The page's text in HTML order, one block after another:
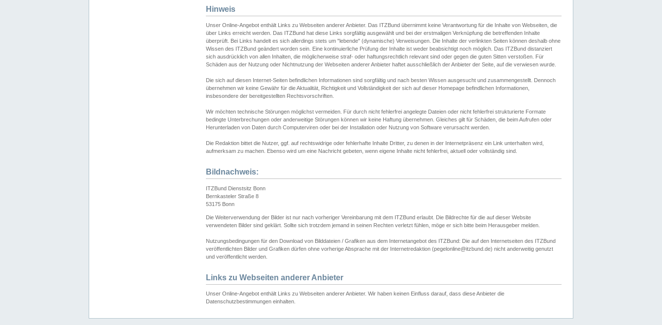
Hinweis
Unser Online-Angebot enthält Links zu Webseiten anderer Anbieter. Das ITZBund übernimmt keine Verantwortung für die Inhalte von Webseiten, die
über Links erreicht werden. Das ITZBund hat diese Links sorgfältig ausgewählt und bei der erstmaligen Verknüpfung die betreffenden Inhalte
überprüft. Bei Links handelt es sich allerdings stets um "lebende" (dynamische) Verweisungen. Die Inhalte der verlinkten Seiten können deshalb ohne
Wissen des ITZBund geändert worden sein. Eine kontinuierliche Prüfung der Inhalte ist weder beabsichtigt noch möglich. Das ITZBund distanziert
sich ausdrücklich von allen Inhalten, die möglicherweise straf- oder haftungsrechtlich relevant sind oder gegen die guten Sitten verstoßen. Für
Schäden aus der Nutzung oder Nichtnutzung der Webseiten anderer Anbieter haftet ausschließlich der Anbieter der Seite, auf die verwiesen wurde.
Die sich auf diesen Internet-Seiten befindlichen Informationen sind sorgfältig und nach besten Wissen ausgesucht und zusammengestellt. Dennoch
übernehmen wir keine Gewähr für die Aktualität, Richtigkeit und Vollständigkeit der sich auf dieser Homepage befindlichen Informationen,
insbesondere der bereitgestellten Rechtsvorschriften.
Wir möchten technische Störungen möglichst vermeiden. Für durch nicht fehlerfrei angelegte Dateien oder nicht fehlerfrei strukturierte Formate
bedingte Unterbrechungen oder anderweitige Störungen können wir keine Haftung übernehmen. Gleiches gilt für Schäden, die beim Aufrufen oder
Herunterladen von Daten durch Computerviren oder bei der Installation oder Nutzung von Software verursacht werden.
Die Redaktion bittet die Nutzer, ggf. auf rechtswidrige oder fehlerhafte Inhalte Dritter, zu denen in der Internetpräsenz ein Link unterhalten wird,
aufmerksam zu machen. Ebenso wird um eine Nachricht gebeten, wenn eigene Inhalte nicht fehlerfrei, aktuell oder vollständig sind.
Bildnachweis:
ITZBund Dienstsitz Bonn
Bernkasteler Straße 8
53175 Bonn
Die Weiterverwendung der Bilder ist nur nach vorheriger Vereinbarung mit dem ITZBund erlaubt. Die Bildrechte für die auf dieser Website
verwendeten Bilder sind geklärt. Sollte sich trotzdem jemand in seinen Rechten verletzt fühlen, möge er sich bitte beim Herausgeber melden.
Nutzungsbedingungen für den Download von Bilddateien / Grafiken aus dem Internetangebot des ITZBund: Die auf den Internetseiten des ITZBund
veröffentlichten Bilder und Grafiken dürfen ohne vorherige Absprache mit der Internetredaktion (pegelonline@itzbund.de) nicht anderweitig genutzt
und veröffentlicht werden.
Links zu Webseiten anderer Anbieter
Unser Online-Angebot enthält Links zu Webseiten anderer Anbieter. Wir haben keinen Einfluss darauf, dass diese Anbieter die
Datenschutzbestimmungen einhalten.